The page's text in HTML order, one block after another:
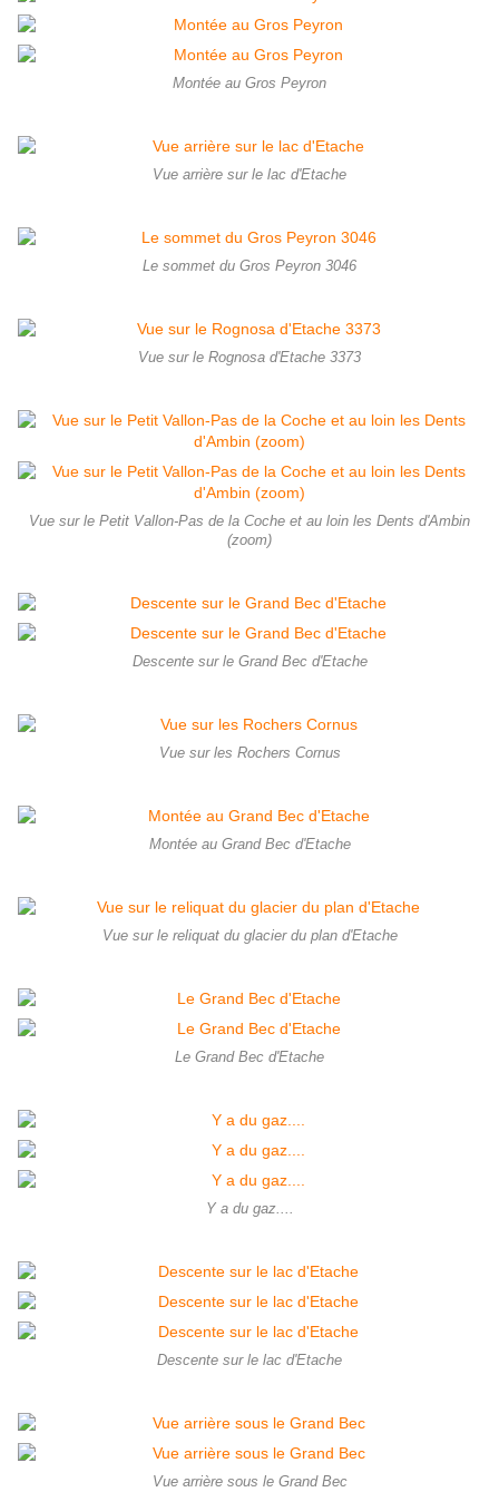
Montée au Gros Peyron
Vue arrière sur le lac d'Etache
Le sommet du Gros Peyron 3046
Vue sur le Rognosa d'Etache 3373
Vue sur le Petit Vallon-Pas de la Coche et au loin les Dents d'Ambin
(zoom)
Descente sur le Grand Bec d'Etache
Vue sur les Rochers Cornus
Montée au Grand Bec d'Etache
Vue sur le reliquat du glacier du plan d'Etache
Le Grand Bec d'Etache
Y a du gaz....
Descente sur le lac d'Etache
Vue arrière sous le Grand Bec